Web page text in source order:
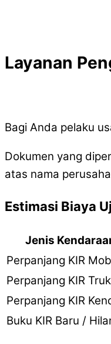
Layanan
Bagi Anda pelaku
Dokumen yang
atas nama
Estimasi Biaya
Jenis
Perpanjang KIR
Perpanjang KIR
Perpanjang KIR
Buku KIR Baru /